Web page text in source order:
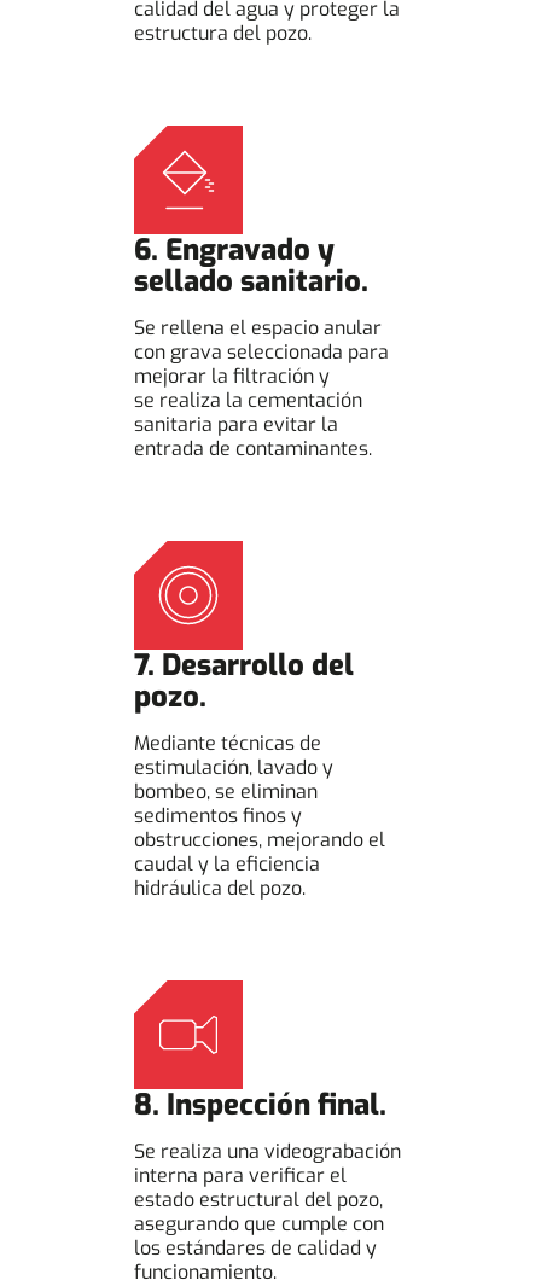
calidad del agua y proteger la
estructura del pozo.
6. Engravado y
sellado sanitario.
Se rellena el espacio anular
con grava seleccionada para
mejorar la filtración y
se realiza la cementación
sanitaria para evitar la
entrada de contaminantes.
7. Desarrollo del
pozo.
Mediante técnicas de
estimulación, lavado y
bombeo, se eliminan
sedimentos finos y
obstrucciones, mejorando el
caudal y la eficiencia
hidráulica del pozo.
8. Inspección final.
Se realiza una videograbación
interna para verificar el
estado estructural del pozo,
asegurando que cumple con
los estándares de calidad y
funcionamiento.